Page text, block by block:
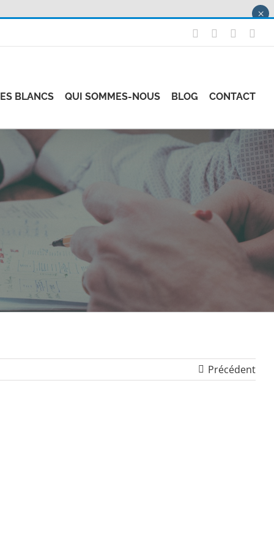
LinkedIn
BLANCS QUI SOMMES-NOUS BLOG CONTACT
Précédent
×